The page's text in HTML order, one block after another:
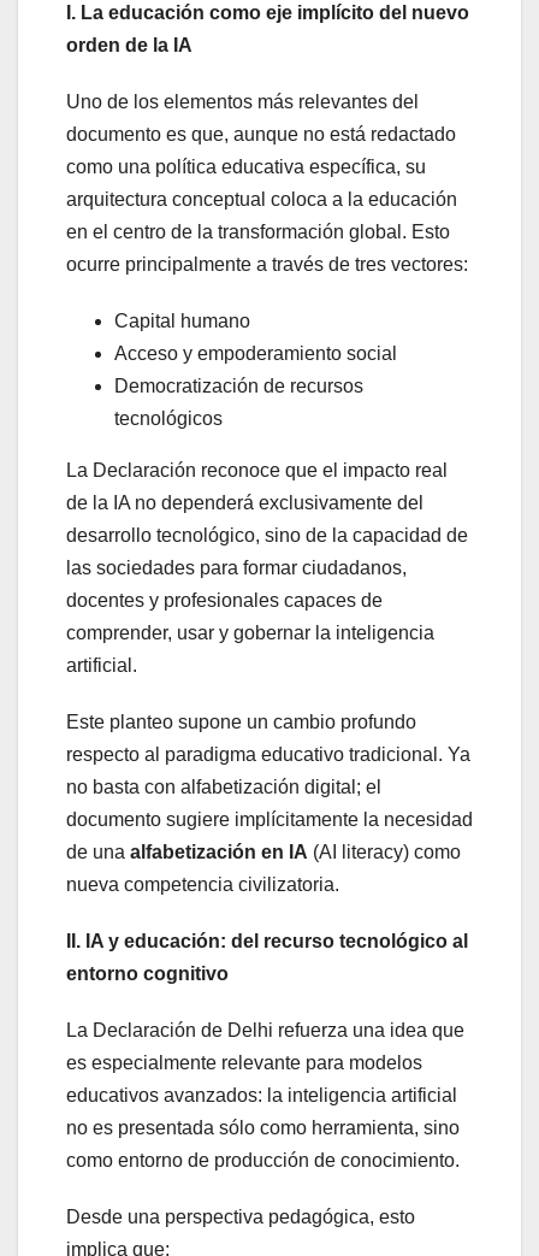
I. La educación como eje implícito del nuevo
orden de la IA
Uno de los elementos más relevantes del
documento es que, aunque no está redactado
como una política educativa específica, su
arquitectura conceptual coloca a la educación
en el centro de la transformación global. Esto
ocurre principalmente a través de tres vectores:
Capital humano
Acceso y empoderamiento social
Democratización de recursos
tecnológicos
La Declaración reconoce que el impacto real
de la IA no dependerá exclusivamente del
desarrollo tecnológico, sino de la capacidad de
las sociedades para formar ciudadanos,
docentes y profesionales capaces de
comprender, usar y gobernar la inteligencia
artificial.
Este planteo supone un cambio profundo
respecto al paradigma educativo tradicional. Ya
no basta con alfabetización digital; el
documento sugiere implícitamente la necesidad
de una alfabetización en IA (AI literacy) como
nueva competencia civilizatoria.
II. IA y educación: del recurso tecnológico al
entorno cognitivo
La Declaración de Delhi refuerza una idea que
es especialmente relevante para modelos
educativos avanzados: la inteligencia artificial
no es presentada sólo como herramienta, sino
como entorno de producción de conocimiento.
Desde una perspectiva pedagógica, esto
implica que: